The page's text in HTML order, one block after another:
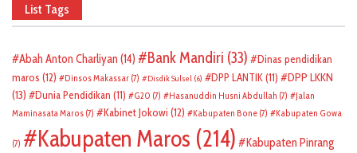
List Tags
Abah Anton Charliyan (14) Bank Mandiri (33)
Dinas pendidikan
maros (12) Dinsos Makassar (7) Disdik Sulsel (6) DPP LANTIK(11)
DPP LKKN
(13)
Dunia Pendidikan (11) G20 (7) Hasanuddin Husni Abdullah (7)
Jalan
Maminasata Maros (7) Kabinet Jokowi (12) Kabupaten Bone (7) Kabupaten Gowa
(7) Kabupaten Maros (214)
Kabupaten Pinrang